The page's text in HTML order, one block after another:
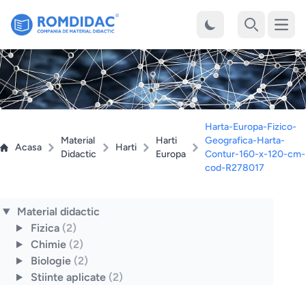
Acasa
Material
Didactic
Harti
Harti
Europa
Harta-Europa-Fizico-
Geografica-Harta-
Contur-160-x-120-cm-
cod-R278017
Material didactic
Fizica (2)
Chimie (2)
Biologie (2)
Stiinte aplicate (2)